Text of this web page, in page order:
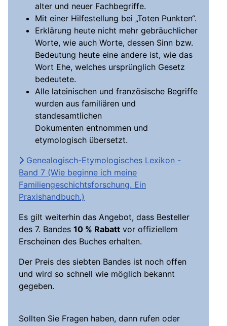
alter und neuer Fachbegriffe.
Mit einer Hilfestellung bei „Toten Punkten“.
Erklärung heute nicht mehr gebräuchlicher
Worte, wie auch Worte, dessen Sinn bzw.
Bedeutung heute eine andere ist, wie das
Wort Ehe, welches ursprünglich Gesetz
bedeutete.
Alle lateinischen und französische Begriffe
wurden aus familiären und
standesamtlichen
Dokumenten entnommen und
etymologisch übersetzt.
Genealogisch-Etymologisches Lexikon -
Band 7 (Wie beginne ich meine
Familiengeschichtsforschung. Ein
Praxishandbuch.)
Es gilt weiterhin das Angebot, dass Besteller
des 7. Bandes 10 % Rabatt vor offiziellem
Erscheinen des Buches erhalten.
Der Preis des siebten Bandes ist noch offen
und wird so schnell wie möglich bekannt
gegeben.
Sollten Sie Fragen haben, dann rufen oder